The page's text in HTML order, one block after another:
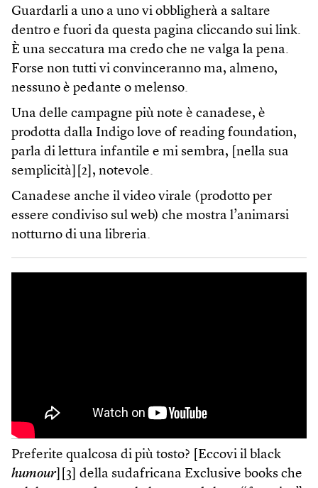
Guardarli a uno a uno vi obbligherà a saltare
dentro e fuori da questa pagina cliccando sui link.
È una seccatura ma credo che ne valga la pena.
Forse non tutti vi convinceranno ma, almeno,
nessuno è pedante o melenso.
Una delle campagne più note è canadese, è
prodotta dalla Indigo love of reading foundation,
parla di lettura infantile e mi sembra, [nella sua
semplicità][2], notevole.
Canadese anche il video virale (prodotto per
essere condiviso sul web) che mostra l’animarsi
notturno di una libreria.
Preferite qualcosa di più tosto? [Eccovi il black
humour][3] della sudafricana Exclusive books che